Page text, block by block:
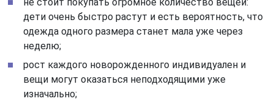
не стоит покупать огромное количество вещей:
дети очень быстро растут и есть вероятность, что
одежда одного размера станет мала уже через
неделю;
рост каждого новорожденного индивидуален и
вещи могут оказаться неподходящими уже
изначально;